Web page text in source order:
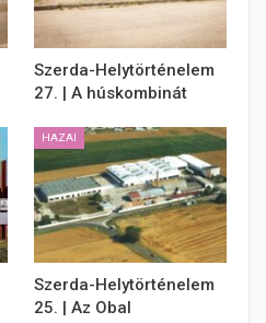
Szerda-Helytörténelem
27. | A húskombinát
HAZAI
Szerda-Helytörténelem
25. | Az Obal